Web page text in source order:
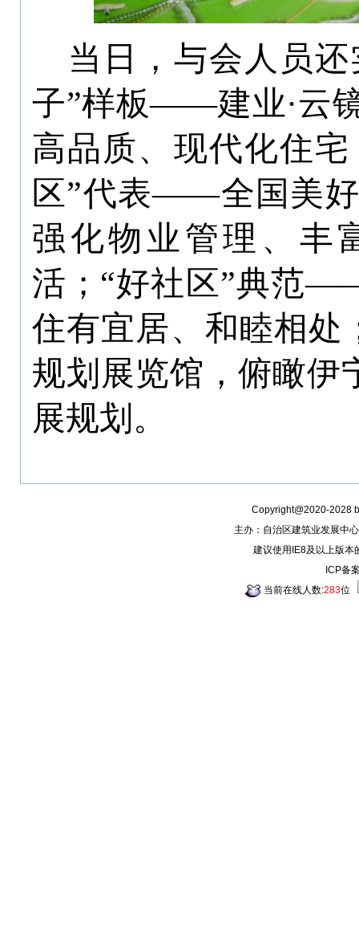
当日，与会人员
子”样板——建业·云
高品质、现代化住
区”代表——全国美好
强化物业管理、丰
活；“好社区”典范
住有宜居、和睦相
规划展览馆，俯瞰伊
展规划。
Copyright@2020-2028
主办：自治区建筑业发展中
建议使用IE8及以上版本
ICP备
当前在线人数:283位